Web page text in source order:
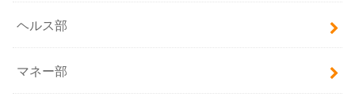
ヘルス部
マネー部